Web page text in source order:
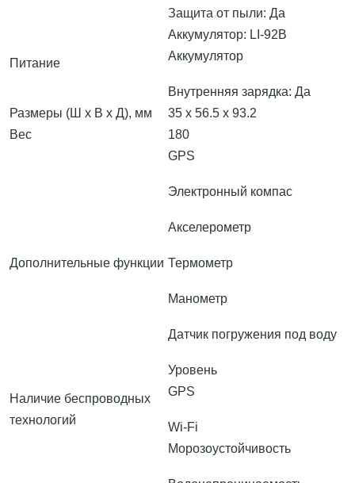
Защита от пыли: Да
Питание
Аккумулятор: LI-92B
Аккумулятор
Внутренняя зарядка: Да
Размеры (Ш х В х Д), мм
35 x 56.5 x 93.2
Вес
180
Дополнительные функции
GPS
Электронный компас
Акселерометр
Термометр
Манометр
Датчик погружения под воду
Уровень
Наличие беспроводных
технологий
GPS
Wi-Fi
Морозоустойчивость